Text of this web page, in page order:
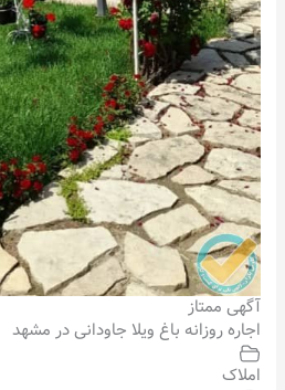
آگهی ممتاز
اجاره روزانه باغ ویلا جاودانی در مشهد
املاک